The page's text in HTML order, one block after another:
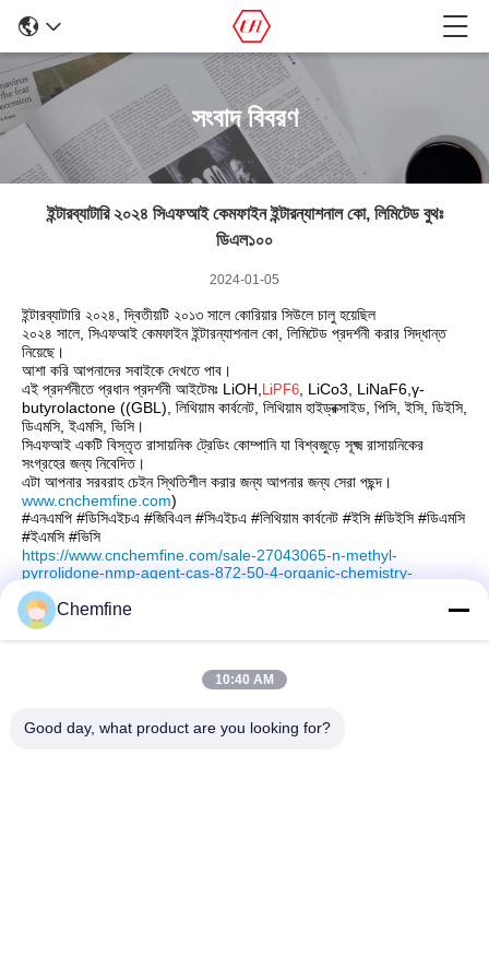
সংবাদ বিবরণ
ইন্টারব্যাটারি ২০২৪ সিএফআই কেমফাইন ইন্টারন্যাশনাল কো, লিমিটেড বুথঃ
ডিএল১০০
2024-01-05
ইন্টারব্যাটারি ২০২৪, দ্বিতীয়টি ২০১৩ সালে কোরিয়ার সিউলে চালু হয়েছিল
২০২৪ সালে, সিএফআই কেমফাইন ইন্টারন্যাশনাল কো, লিমিটেড প্রদর্শনী করার সিদ্ধান্ত
নিয়েছে।
আশা করি আপনাদের সবাইকে দেখতে পাব।
এই প্রদর্শনীতে প্রধান প্রদর্শনী আইটেমঃ LiOH, LiPF6 , LiCo3, LiNaF6,γ-
butyrolactone ((GBL), লিথিয়াম কার্বনেট, লিথিয়াম হাইড্রক্সাইড, পিসি, ইসি, ডিইসি,
ডিএমসি, ইএমসি, ভিসি।
সিএফআই একটি বিস্তৃত রাসায়নিক ট্রেডিং কোম্পানি যা বিশ্বজুড়ে সূক্ষ্ম রাসায়নিকের
সংগ্রহের জন্য নিবেদিত।
এটা আপনার সরবরাহ চেইন স্থিতিশীল করার জন্য আপনার জন্য সেরা পছন্দ।
www.cnchemfine.com)
#এনএমপি #ডিসিএইচএ #জিবিএল #সিএইচএ #লিথিয়াম কার্বনেট #ইসি #ডিইসি #ডিএমসি
#ইএমসি #ভিসি
https://www.cnchemfine.com/sale-27043065-n-methyl-
pyrrolidone-nmp-agent-cas-872-50-4-organic-chemistry-
solvents-and-reagents.html
Chemfine
10:40 AM
Good day, what product are you looking for?